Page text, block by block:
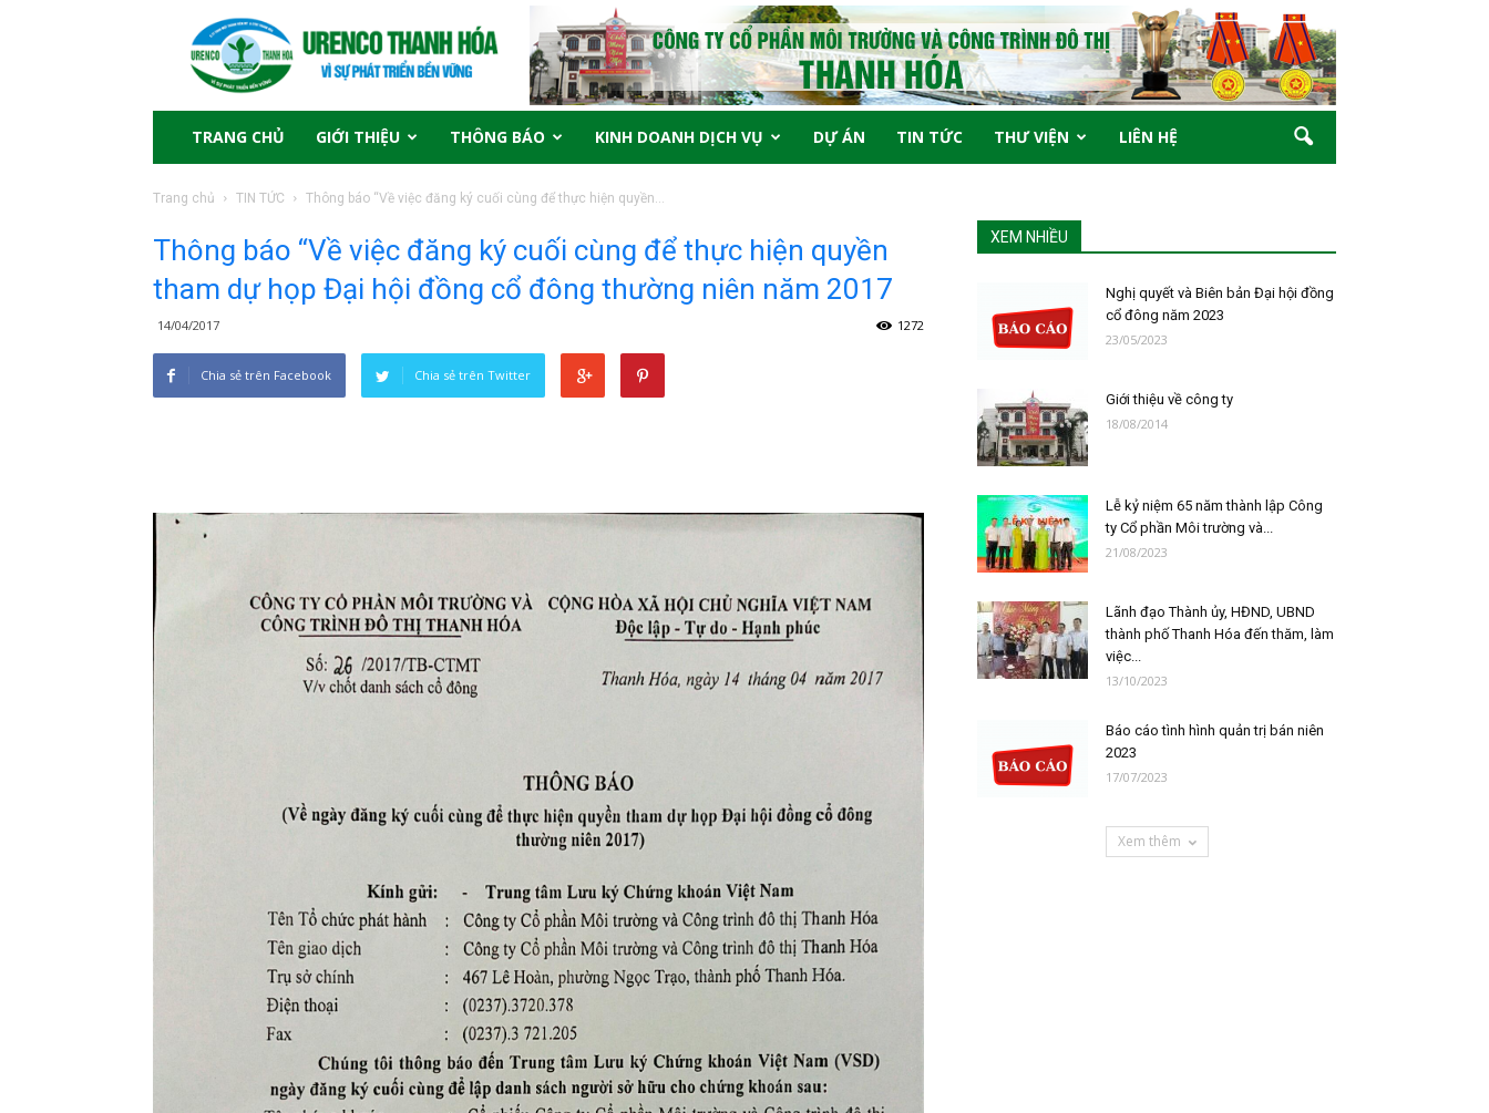
TRANG CHỦ GIỚI THIỆU THÔNG BÁO KINH DOANH DỊCH VỤ DỰ ÁN TIN TỨC THƯ VIỆN LIÊN HỆ
Trang chủ TIN TỨC Thông báo “Về việc đăng ký cuối cùng để thực hiện quyền...
Thông báo “Về việc đăng ký cuối cùng để thực hiện quyền
tham dự họp Đại hội đồng cổ đông thường niên năm 2017
14/04/2017 1272
Chia sẻ trên Facebook Chia sẻ trên Twitter
XEM NHIỀU
Nghị quyết và Biên bản Đại hội đồng
cổ đông năm 2023
23/05/2023
Giới thiệu về công ty
18/08/2014
Lễ kỷ niệm 65 năm thành lập Công
ty Cổ phần Môi trường và...
21/08/2023
Lãnh đạo Thành ủy, HĐND, UBND
thành phố Thanh Hóa đến thăm, làm
việc...
13/10/2023
Báo cáo tình hình quản trị bán niên
2023
17/07/2023
Xem thêm